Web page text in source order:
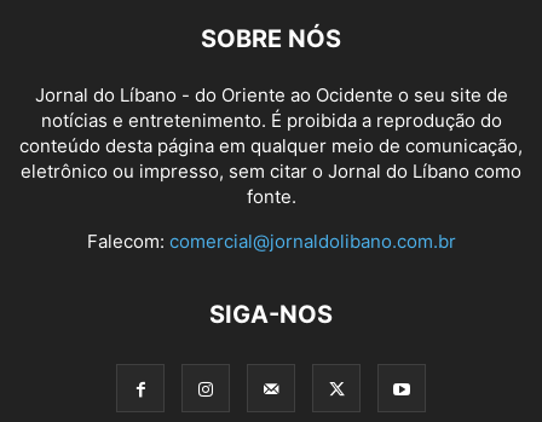
SOBRE NÓS
Jornal do Líbano - do Oriente ao Ocidente o seu site de
notícias e entretenimento. É proibida a reprodução do
conteúdo desta página em qualquer meio de comunicação,
eletrônico ou impresso, sem citar o Jornal do Líbano como
fonte.
Falecom: comercial@jornaldolibano.com.br
SIGA-NOS